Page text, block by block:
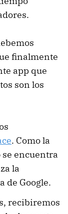
finalmente
app que
son los
. Como la
encuentra
la
de Google.
recibiremos